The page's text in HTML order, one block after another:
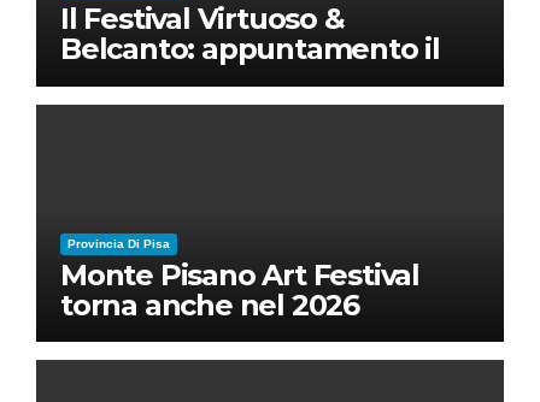
Il Festival Virtuoso &
Belcanto: appuntamento il
28 luglio a Palazzo Blu con
Ruben Micieli
Provincia Di Pisa
Monte Pisano Art Festival
torna anche nel 2026